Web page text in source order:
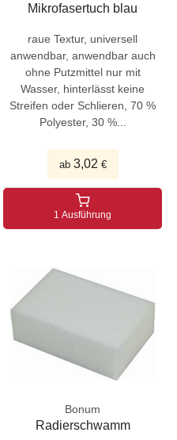
Mikrofasertuch blau
raue Textur, universell
anwendbar, anwendbar auch
ohne Putzmittel nur mit
Wasser, hinterlässt keine
Streifen oder Schlieren, 70 %
Polyester, 30 %...
ab 3,02 €
1 Ausführung
Bonum
Radierschwamm